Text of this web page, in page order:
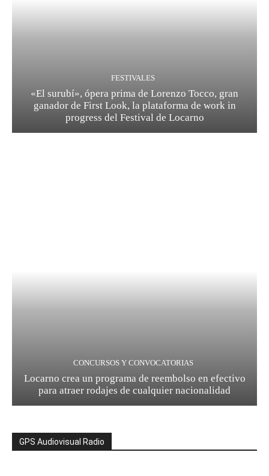
FESTIVALES
«El surubí», ópera prima de Lorenzo Tocco, gran
ganador de First Look, la plataforma de work in
progress del Festival de Locarno
CONCURSOS Y CONVOCATORIAS
Locarno crea un programa de reembolso en efectivo
para atraer rodajes de cualquier nacionalidad
GPS Audiovisual Radio